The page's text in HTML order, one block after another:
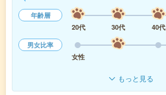
年齢層
20代
30代 40代
男女比率
女性
もっと見る